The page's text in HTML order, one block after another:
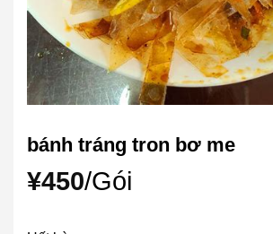
bánh tráng tron bơ me
¥450/Gói